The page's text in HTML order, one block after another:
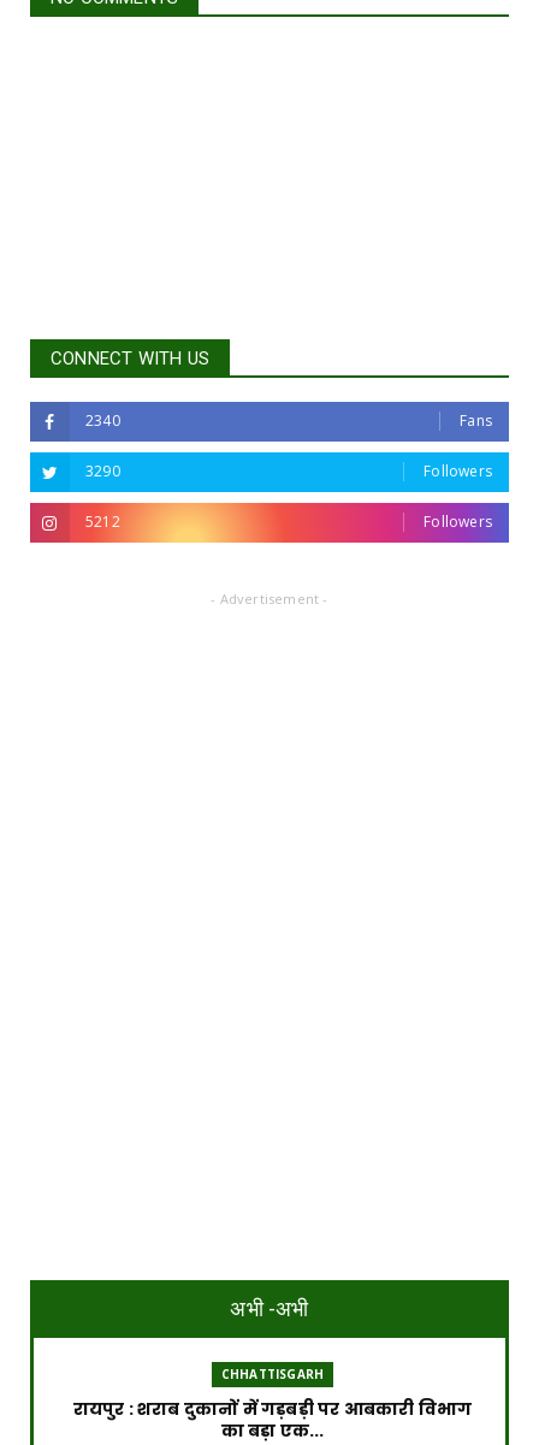
CONNECT WITH US
2340 Fans
3290 Followers
5212 Followers
- Advertisement -
अभी -अभी
CHHATTISGARH
रायपुर : शराब दुकानों में गड़बड़ी पर आबकारी विभाग
का बड़ा एक...